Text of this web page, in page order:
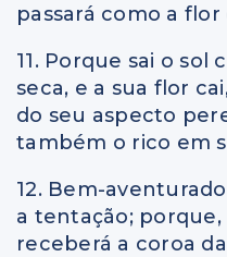
passará como a flor
11. Porque sai o sol
seca, e a sua flor
do seu aspecto
também o rico em
12. Bem-
a tentação;
receberá a coroa